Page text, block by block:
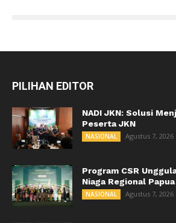
PILIHAN EDITOR
NADI JKN: Solusi
Peserta JKN
NASIONAL Agustus 7, 2026
Program CSR
Niaga Regional
NASIONAL Agustus 7, 2026